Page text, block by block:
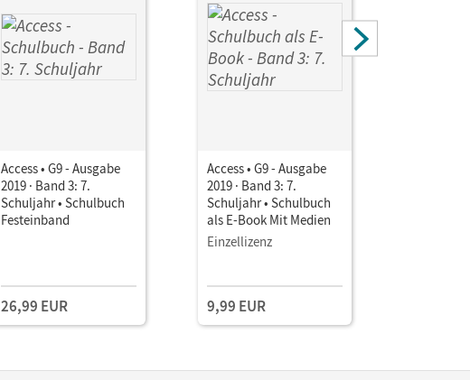
Access • G9 - Ausgabe
2019 · Band 3: 7.
Schuljahr • Schulbuch
Festeinband
26,99 EUR
Access • G9 - Ausgabe
2019 · Band 3: 7.
Schuljahr • Schulbuch
als E-Book Mit Medien
Einzellizenz
9,99 EUR